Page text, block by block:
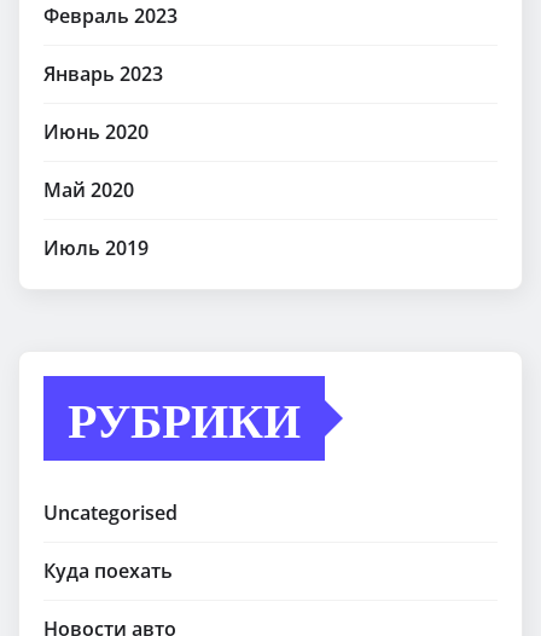
Февраль 2023
Январь 2023
Июнь 2020
Май 2020
Июль 2019
РУБРИКИ
Uncategorised
Куда поехать
Новости авто